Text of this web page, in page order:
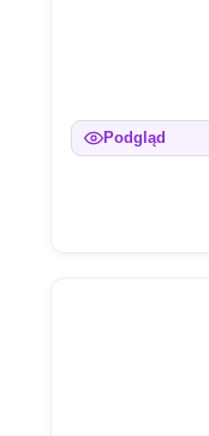
Podgląd